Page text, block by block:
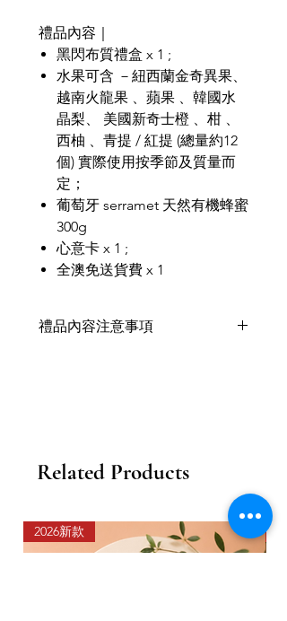
禮品內容｜
黑閃布質禮盒 x 1 ;
水果可含 －紐西蘭金奇異果、
越南火龍果 、蘋果 、韓國水
晶梨、 美國新奇士橙 、柑 、
西柚 、青提 / 紅提 (總量約12
個) 實際使用按季節及質量而
定；
葡萄牙 serramet 天然有機蜂蜜
300g
心意卡 x 1 ;
全澳免送貨費 x 1
禮品內容注意事項
Related Products
2026新款